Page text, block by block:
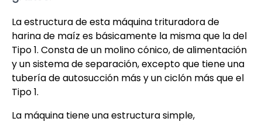
La estructura de esta máquina trituradora de
harina de maíz es básicamente la misma que la del
Tipo 1. Consta de un molino cónico, de alimentación
y un sistema de separación, excepto que tiene una
tubería de autosucción más y un ciclón más que el
Tipo 1.
La máquina tiene una estructura simple,